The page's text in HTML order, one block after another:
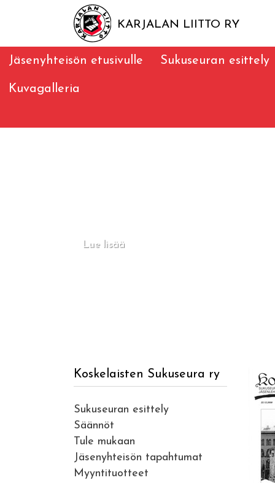
KARJALAN LIITTO RY
Jäsenyhteisön etusivulle Sukuseuran esittely
Kuvagalleria
Lue lisää
Koskelaisten Sukuseura ry
Sukuseuran esittely
Säännöt
Tule mukaan
Jäsenyhteisön tapahtumat
Myyntituotteet